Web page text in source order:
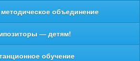
объединение
— детям!
обучение